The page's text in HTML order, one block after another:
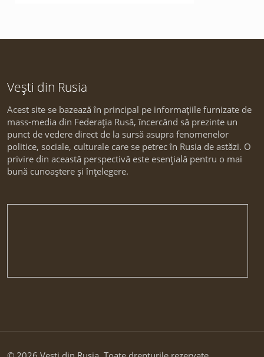
Vești din Rusia
Acest site se bazează în principal pe informațiile furnizate de
mass-media din Federația Rusă, încercând să prezinte un
punct de vedere direct de la sursă asupra fenomenelor
politice, sociale, culturale care se petrec în Rusia de astăzi. O
privire din această perspectivă este esențială pentru o mai
bună cunoaștere și înțelegere.